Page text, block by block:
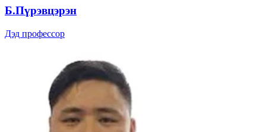
Б.Пүрэвцэрэн
Дэд профессор